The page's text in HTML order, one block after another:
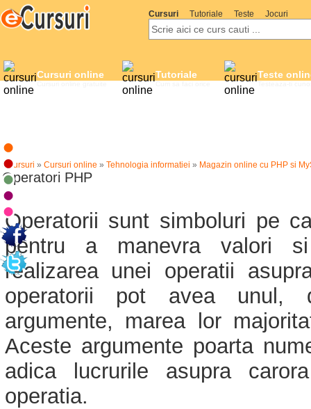
Cursuri Tutoriale Teste Jocuri
Cursuri online Tutoriale Teste
eCursuri » Cursuri online » Tehnologia informatiei » Magazin online cu PHP si
Operatori PHP
Operatorii sunt simboluri pe
pentru a manevra valori
realizarea unei operatii
operatorii pot avea unul,
argumente, marea lor
Aceste argumente poarta
adica lucrurile asupra
operatia.